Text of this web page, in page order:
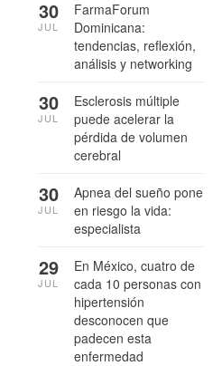
FarmaForum
Dominicana:
tendencias, reflexión,
análisis y networking
30
JUL
Esclerosis múltiple
puede acelerar la
pérdida de volumen
cerebral
30
JUL
Apnea del sueño pone
en riesgo la vida:
especialista
30
JUL
En México, cuatro de
cada 10 personas con
hipertensión
desconocen que
padecen esta
enfermedad
29
JUL